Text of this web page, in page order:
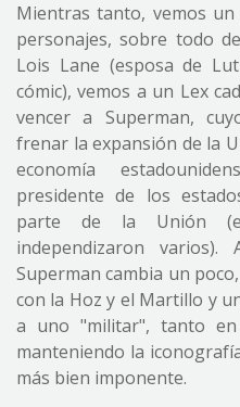
Mientras tanto, vemos
personajes, sobre todo
Lois Lane (esposa de
cómic), vemos a un Lex
vencer a Superman,
frenar la expansión de la
economía
presidente de los
parte de la Unión
independizaron
Superman cambia un
con la Hoz y el Martillo y
a uno "militar", tanto
manteniendo la
más bien imponente.